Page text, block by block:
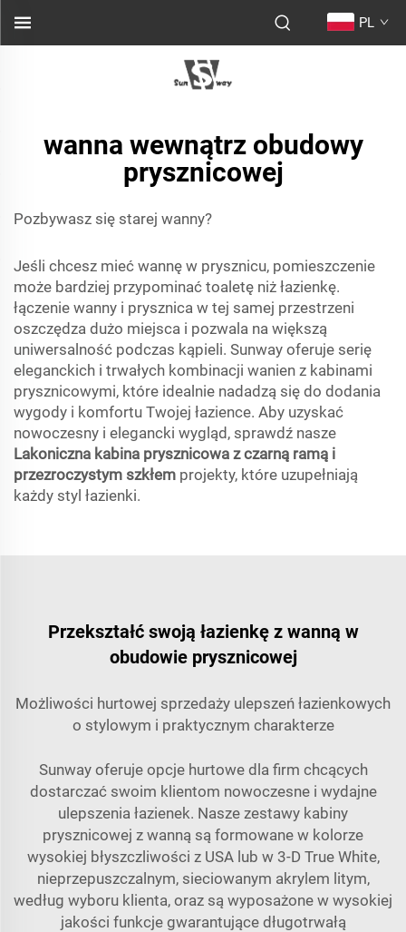
PL
wanna wewnątrz obudowy
prysznicowej
Pozbywasz się starej wanny?
Jeśli chcesz mieć wannę w prysznicu, pomieszczenie
może bardziej przypominać toaletę niż łazienkę.
łączenie wanny i prysznica w tej samej przestrzeni
oszczędza dużo miejsca i pozwala na większą
uniwersalność podczas kąpieli. Sunway oferuje serię
eleganckich i trwałych kombinacji wanien z kabinami
prysznicowymi, które idealnie nadadzą się do dodania
wygody i komfortu Twojej łazience. Aby uzyskać
nowoczesny i elegancki wygląd, sprawdź nasze
Lakoniczna kabina prysznicowa z czarną ramą i
przezroczystym szkłem projekty, które uzupełniają
każdy styl łazienki.
Przekształć swoją łazienkę z wanną w
obudowie prysznicowej
Możliwości hurtowej sprzedaży ulepszeń łazienkowych
o stylowym i praktycznym charakterze
Sunway oferuje opcje hurtowe dla firm chcących
dostarczać swoim klientom nowoczesne i wydajne
ulepszenia łazienek. Nasze zestawy kabiny
prysznicowej z wanną są formowane w kolorze
wysokiej błyszczliwości z USA lub w 3-D True White,
nieprzepuszczalnym, sieciowanym akrylem litym,
według wyboru klienta, oraz są wyposażone w wysokiej
jakości funkcje gwarantujące długotrwałą